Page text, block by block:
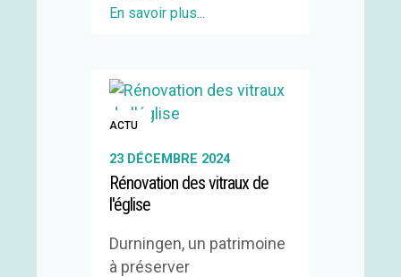
En savoir plus...
Rénovation des vitraux de
l'église
ACTU
23 DÉCEMBRE 2024
Durningen, un patrimoine
à préserver